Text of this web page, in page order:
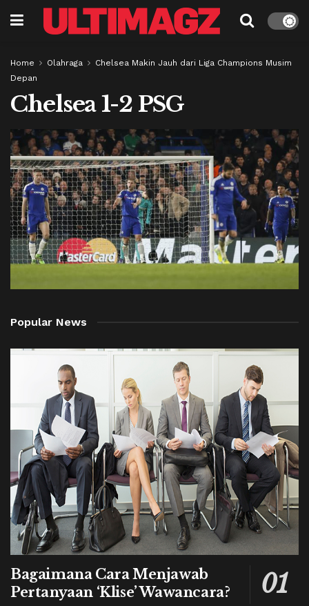
Home Olahraga
Chelsea Makin Jauh dari Liga Champions Musim
Depan
Chelsea 1-2 PSG
Popular News
Bagaimana Cara Menjawab
Pertanyaan ‘Klise’ Wawancara?